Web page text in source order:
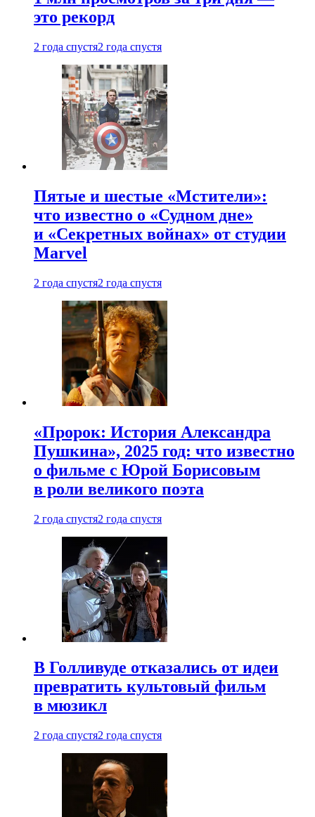
это рекорд
2 года спустя2 года спустя
Пятые и шестые «Мстители»:
что известно о «Судном дне»
и «Секретных войнах» от студии
Marvel
2 года спустя2 года спустя
«Пророк: История Александра
Пушкина», 2025 год: что известно
о фильме с Юрой Борисовым
в роли великого поэта
2 года спустя2 года спустя
В Голливуде отказались от идеи
превратить культовый фильм
в мюзикл
2 года спустя2 года спустя